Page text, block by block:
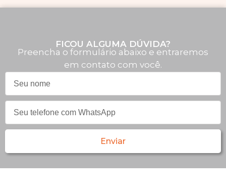
FICOU ALGUMA DÚVIDA?
Preencha o formulário abaixo e entraremos
em contato com você.
Enviar